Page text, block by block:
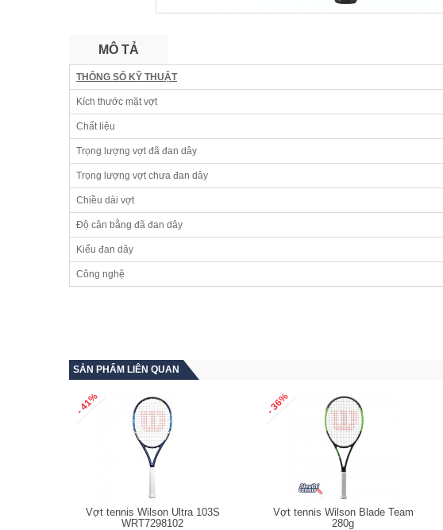
MÔ TẢ
THÔNG SỐ KỸ THUẬT
Kích thước mặt vợt
Chất liệu
Trọng lượng vợt đã đan dây
Trọng lượng vợt chưa đan dây
Chiều dài vợt
Độ cân bằng đã đan dây
Kiểu đan dây
Công nghệ
SẢN PHẨM LIÊN QUAN
- 41%
Vợt tennis Wilson Ultra 103S
WRT7298102
- 36%
Vợt tennis Wilson Blade Team
280g